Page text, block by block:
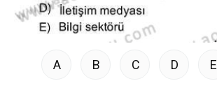
A B C D E